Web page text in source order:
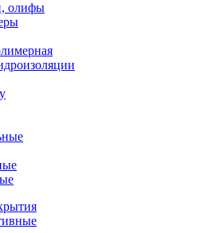
олифы